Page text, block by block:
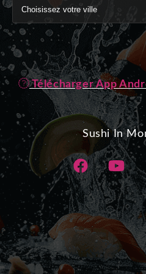
Télécharger App
Sushi In